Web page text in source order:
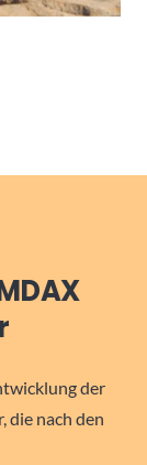
der
die nach den